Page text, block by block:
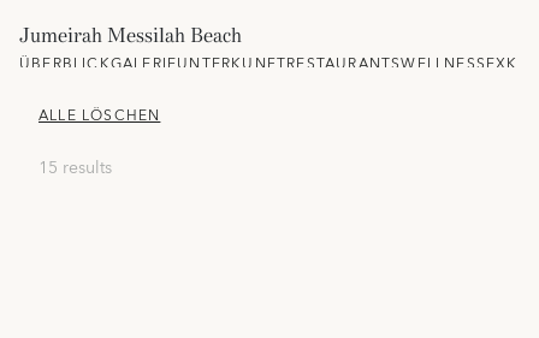
Jumeirah Messilah Beach
ÜBERBLICKGALERIEUNTERKUNFTRESTAURANTSWELLNESS
ALLE LÖSCHEN
15 results